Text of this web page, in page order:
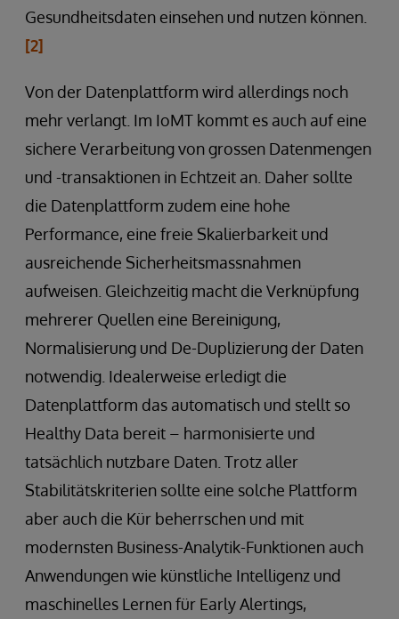
Gesundheitsdaten einsehen und nutzen können.
[2]
Von der Datenplattform wird allerdings noch
mehr verlangt. Im IoMT kommt es auch auf eine
sichere Verarbeitung von grossen Datenmengen
und -transaktionen in Echtzeit an. Daher sollte
die Datenplattform zudem eine hohe
Performance, eine freie Skalierbarkeit und
ausreichende Sicherheitsmassnahmen
aufweisen. Gleichzeitig macht die Verknüpfung
mehrerer Quellen eine Bereinigung,
Normalisierung und De-Duplizierung der Daten
notwendig. Idealerweise erledigt die
Datenplattform das automatisch und stellt so
Healthy Data bereit – harmonisierte und
tatsächlich nutzbare Daten. Trotz aller
Stabilitätskriterien sollte eine solche Plattform
aber auch die Kür beherrschen und mit
modernsten Business-Analytik-Funktionen auch
Anwendungen wie künstliche Intelligenz und
maschinelles Lernen für Early Alertings,